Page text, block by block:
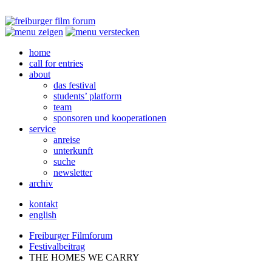
home
call for entries
about
das festival
students’ platform
team
sponsoren und kooperationen
service
anreise
unterkunft
suche
newsletter
archiv
kontakt
english
Freiburger Filmforum
Festivalbeitrag
THE HOMES WE CARRY